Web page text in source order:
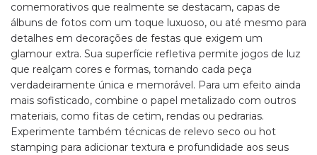
comemorativos que realmente se destacam, capas de
álbuns de fotos com um toque luxuoso, ou até mesmo para
detalhes em decorações de festas que exigem um
glamour extra. Sua superfície refletiva permite jogos de luz
que realçam cores e formas, tornando cada peça
verdadeiramente única e memorável. Para um efeito ainda
mais sofisticado, combine o papel metalizado com outros
materiais, como fitas de cetim, rendas ou pedrarias.
Experimente também técnicas de relevo seco ou hot
stamping para adicionar textura e profundidade aos seus